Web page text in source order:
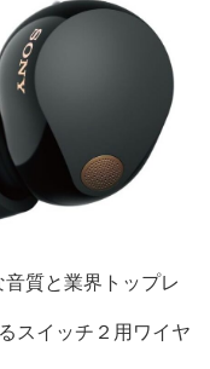
音質と業界トップレ
スイッチ２用ワイヤ